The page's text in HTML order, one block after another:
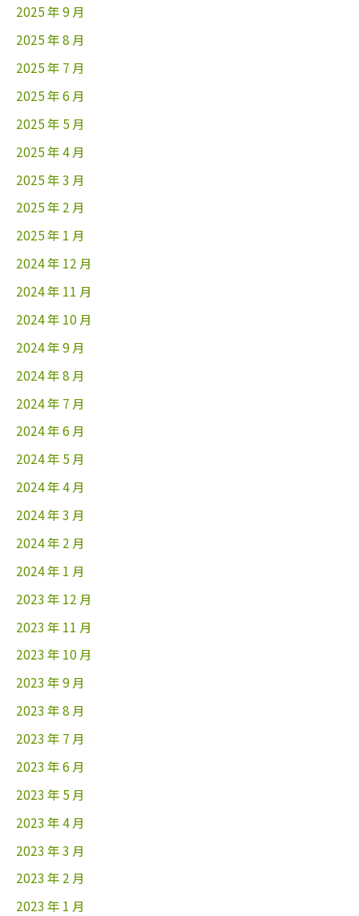
2025 年 9 月
2025 年 8 月
2025 年 7 月
2025 年 6 月
2025 年 5 月
2025 年 4 月
2025 年 3 月
2025 年 2 月
2025 年 1 月
2024 年 12 月
2024 年 11 月
2024 年 10 月
2024 年 9 月
2024 年 8 月
2024 年 7 月
2024 年 6 月
2024 年 5 月
2024 年 4 月
2024 年 3 月
2024 年 2 月
2024 年 1 月
2023 年 12 月
2023 年 11 月
2023 年 10 月
2023 年 9 月
2023 年 8 月
2023 年 7 月
2023 年 6 月
2023 年 5 月
2023 年 4 月
2023 年 3 月
2023 年 2 月
2023 年 1 月